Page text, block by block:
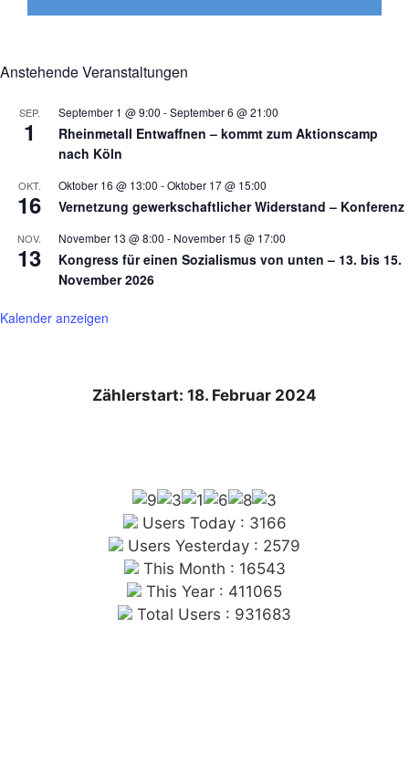
Anstehende Veranstaltungen
SEP.
1
September 1 @ 9:00 -September 6 @ 21:00
Rheinmetall Entwaffnen – kommt zum Aktionscamp
nach Köln
OKT.
16
Oktober 16 @ 13:00 -Oktober 17 @ 15:00
Vernetzung gewerkschaftlicher Widerstand – Konferenz
NOV.
13
November 13 @ 8:00 - November 15 @ 17:00
Kongress für einen Sozialismus von unten – 13. bis 15.
November 2026
Kalender anzeigen
Zählerstart: 18. Februar 2024
Users Today : 3166
Users Yesterday : 2579
This Month : 16543
This Year : 411065
Total Users : 931683